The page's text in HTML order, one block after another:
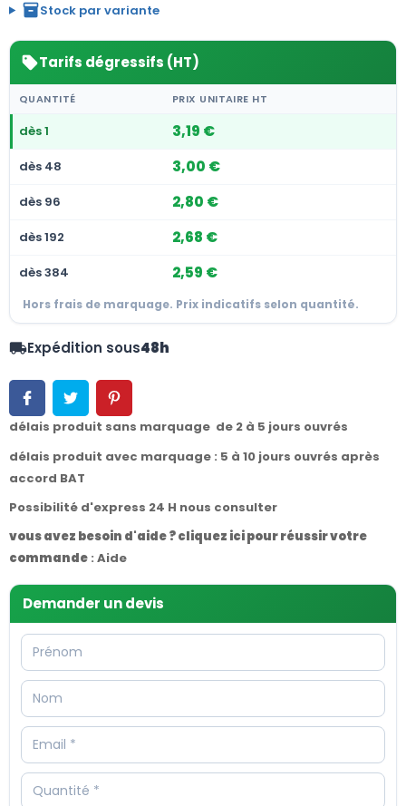
inventory_2Stock par variante
sellTarifs dégressifs (HT)
QUANTITÉ PRIX UNITAIRE HT
dès 1 3,19 €
dès 48 3,00 €
dès 96 2,80 €
dès 192 2,68 €
dès 384 2,59 €
Hors frais de marquage. Prix indicatifs selon quantité.
local_shippingExpédition sous48h
délais produit sans marquage de 2 à 5 jours ouvrés
délais produit avec marquage : 5 à 10 jours ouvrés après
accord BAT
Possibilité d'express 24 H nous consulter
vous avez besoin d'aide ? cliquez ici pour réussir votre
commande : Aide
Demander un devis